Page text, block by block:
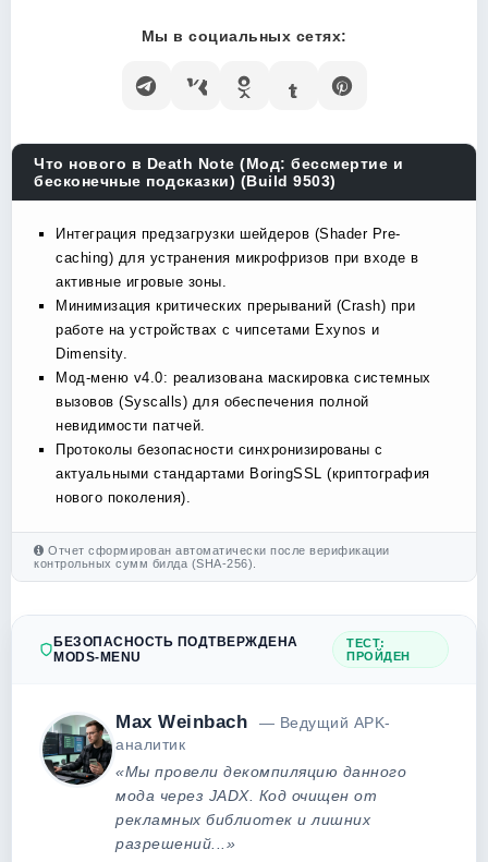
Мы в социальных сетях:
Что нового в Death Note (Мод: бессмертие и
бесконечные подсказки) (Build 9503)
Интеграция предзагрузки шейдеров (Shader Pre-
caching) для устранения микрофризов при входе в
активные игровые зоны.
Минимизация критических прерываний (Crash) при
работе на устройствах с чипсетами Exynos и
Dimensity.
Мод-меню v4.0: реализована маскировка системных
вызовов (Syscalls) для обеспечения полной
невидимости патчей.
Протоколы безопасности синхронизированы с
актуальными стандартами BoringSSL (криптография
нового поколения).
Отчет сформирован автоматически после верификации
контрольных сумм билда (SHA-256).
БЕЗОПАСНОСТЬ ПОДТВЕРЖДЕНА
MODS-MENU
ТЕСТ:
ПРОЙДЕН
Max Weinbach
— Ведущий APK-
аналитик
«Мы провели декомпиляцию данного
мода через JADX. Код очищен от
рекламных библиотек и лишних
разрешений...»